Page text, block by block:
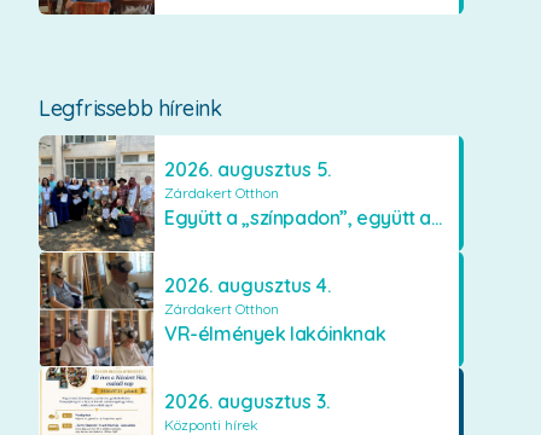
Legfrissebb híreink
2026. augusztus 5.
Zárdakert Otthon
Együtt a „színpadon”, együtt az élményekért 🎭✨
2026. augusztus 4.
Zárdakert Otthon
VR-élmények lakóinknak
2026. augusztus 3.
Központi hírek